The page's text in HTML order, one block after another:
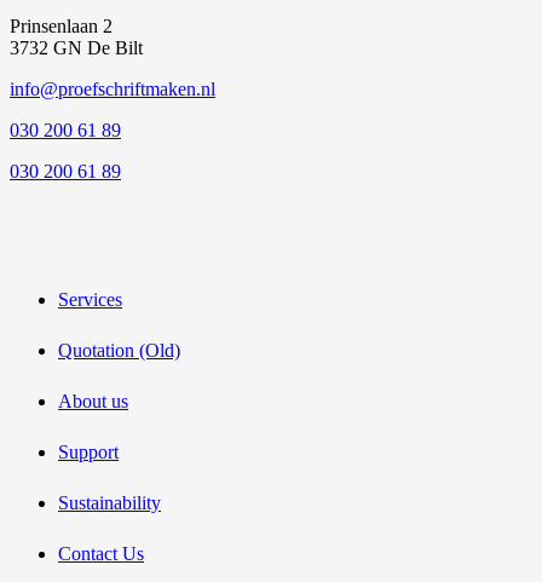
Prinsenlaan 2
3732 GN De Bilt
info@proefschriftmaken.nl
030 200 61 89
030 200 61 89
Services
Quotation (Old)
About us
Support
Sustainability
Contact Us